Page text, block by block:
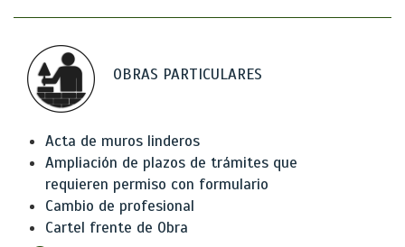
OBRAS PARTICULARES
Acta de muros linderos
Ampliación de plazos de trámites que
requieren permiso con formulario
Cambio de profesional
Cartel frente de Obra